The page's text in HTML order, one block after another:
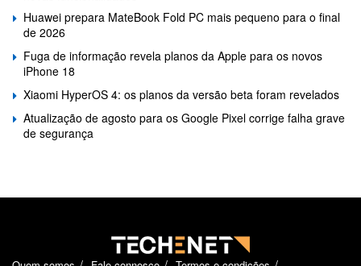
Huawei prepara MateBook Fold PC mais pequeno para o final
de 2026
Fuga de informação revela planos da Apple para os novos
iPhone 18
Xiaomi HyperOS 4: os planos da versão beta foram revelados
Atualização de agosto para os Google Pixel corrige falha grave
de segurança